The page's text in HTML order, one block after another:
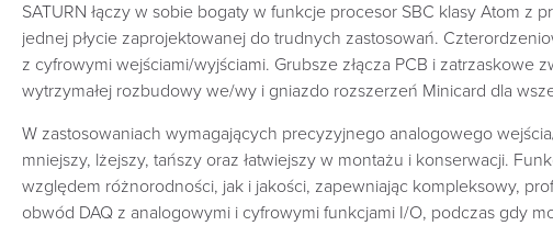
SATURN łączy w sobie bogaty w funkcje procesor SBC klasy Atom
jednej płycie zaprojektowanej do trudnych zastosowań.
z cyfrowymi wejściami/wyjściami. Grubsze złącza PCB i
wytrzymałej rozbudowy we/wy i gniazdo rozszerzeń Minicard dla
W zastosowaniach wymagających precyzyjnego analogowego
mniejszy, lżejszy, tańszy oraz łatwiejszy w montażu i konserwacji.
względem różnorodności, jak i jakości, zapewniając kompleksowy,
obwód DAQ z analogowymi i cyfrowymi funkcjami I/O, podczas gdy